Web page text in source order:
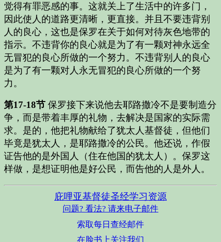
觉得有罪恶感的事。这就关上了生活中的许多门，
因此使人的道路更清晰，更直接。并且不要违背别
人的良心，这也是保罗在关于如何对待灰色地带的
指示。不违背你的良心就是为了有一颗对神永远全
无冒犯的良心所做的一个努力。不违背别人的良心
是为了有一颗对人永无冒犯的良心所做的一个努
力。
第17-18节 保罗接下来说他去耶路撒冷不是要制造分
争，而是带着丰厚的礼物，去解决是国家的实际需
求。是的，他把礼物献给了犹太人基督徒，但他们
毕竟是犹太人，是耶路撒冷的公民。他还说，作假
证告他的是外国人（住在他国的犹太人）。保罗这
样做，是想证明他是好公民，而告他的人是外人。
庇哩亚基督徒圣经学习资源
问题? 看法? 请来电子邮件
索取每日查经邮件
在脸书上关注我们